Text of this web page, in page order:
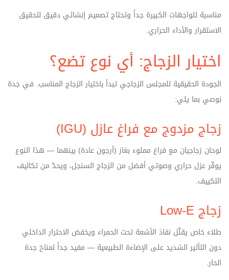
مناسبة للواجهات الكبيرة جداً وتحتاج تصميم إنشائي دقيق لتحقيق
الاستقرار والأداء الحراري.
اختيار الزجاج: أي نوع تضع؟
الجودة الحقيقية للمجلس الزجاجي تبدأ باختيار الزجاج المناسب. في جدة
نوصي بما يلي:
زجاج مزدوج مع فراغ عازل (IGU)
لوحان زجاجيان مع فراغ مملوء بغاز (أرجون عادة) بينهما — هذا النوع
يوفّر عزل حراري وصوتي أفضل من الزجاج السنجل، ويحدّ من تكاليف
التكييف.
زجاج Low‑E
طلاء خاص يقلّل نفاذ الأشعة تحت الحمراء ويخفض الاحترار الداخلي
دون التأثير الشديد على الإضاءة الطبيعية — مفيد جداً لمناخ جدة
الحار.